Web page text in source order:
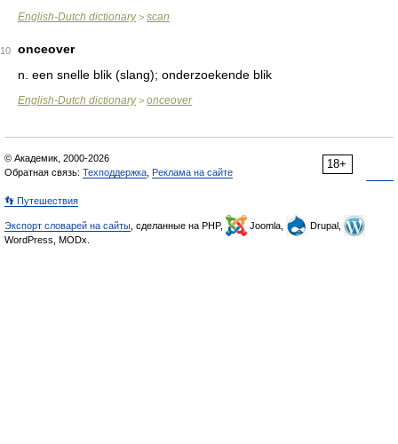
English-Dutch dictionary> scan
10
onceover
n. een snelle blik (slang); onderzoekende blik
English-Dutch dictionary> onceover
18+
© Академик, 2000-2026
Обратная связь: Техподдержка Реклама на сайте
👣 Путешествия
Экспорт словарей на сайты , сделанные на PHP, Joomla,
Drupal,
WordPress, MODx.